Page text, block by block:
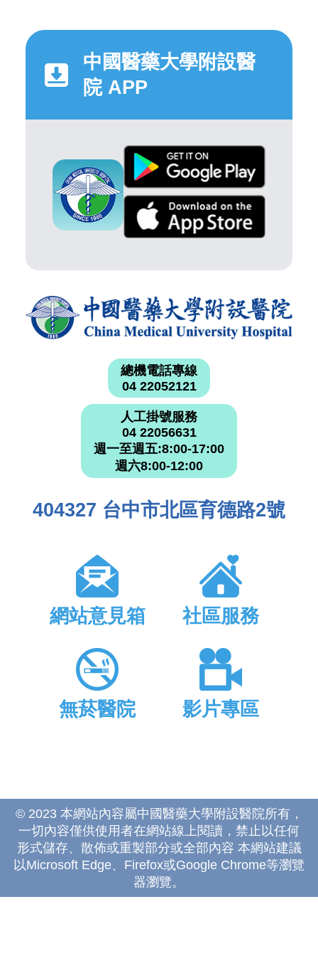
中國醫藥大學附設醫
院 APP
總機電話專線
04 22052121
人工掛號服務
04 22056631
週一至週五:8:00-17:00
週六8:00-12:00
404327 台中市北區育德路2號
網站意見箱 社區服務
無菸醫院 影片專區
© 2023 本網站內容屬中國醫藥大學附設醫院所有，
一切內容僅供使用者在網站線上閱讀，禁止以任何
形式儲存、散佈或重製部分或全部內容 本網站建議
以Microsoft Edge、Firefox或Google Chrome等瀏覽
器瀏覽。